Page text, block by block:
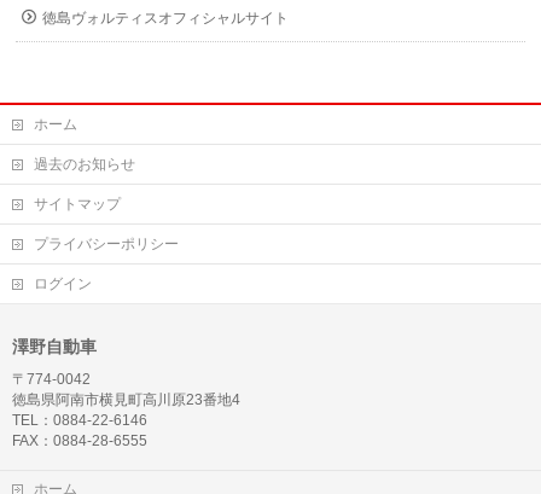
徳島ヴォルティスオフィシャルサイト
ホーム
過去のお知らせ
サイトマップ
プライバシーポリシー
ログイン
澤野自動車
〒774-0042
徳島県阿南市横見町高川原23番地4
TEL：0884-22-6146
FAX：0884-28-6555
ホーム